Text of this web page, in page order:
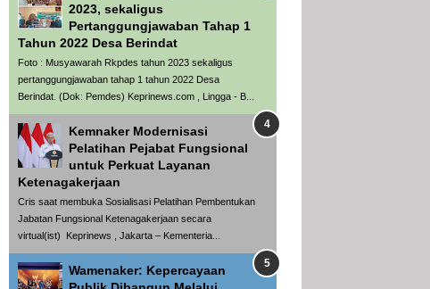
2023, sekaligus
Pertanggungjawaban Tahap 1
Tahun 2022 Desa Berindat
Foto : Musyawarah Rkpdes tahun 2023 sekaligus
pertanggungjawaban tahap 1 tahun 2022 Desa
Berindat. (Dok: Pemdes) Keprinews.com , Lingga - B...
Kemnaker Modernisasi
Pelatihan Pejabat Fungsional
untuk Perkuat Layanan
Ketenagakerjaan
Cris saat membuka Sosialisasi Pelatihan Pembentukan
Jabatan Fungsional Ketenagakerjaan secara
virtual(ist) Keprinews , Jakarta – Kementeria...
Wamenaker: Kepercayaan